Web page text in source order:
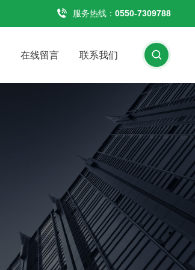
服务热线： 0550-7309788
在线留言 联系我们